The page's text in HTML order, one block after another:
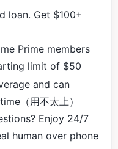
loan. Get $100+
Prime members
limit of $50
and can
（用不太上）
Enjoy 24/7
human over phone